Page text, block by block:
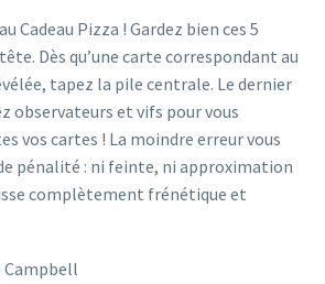
Cadeau Pizza ! Gardez bien ces 5
Dès qu’une carte correspondant au
tapez la pile centrale. Le dernier
observateurs et vifs pour vous
vos cartes ! La moindre erreur vous
pénalité : ni feinte, ni approximation
complètement frénétique et
Campbell